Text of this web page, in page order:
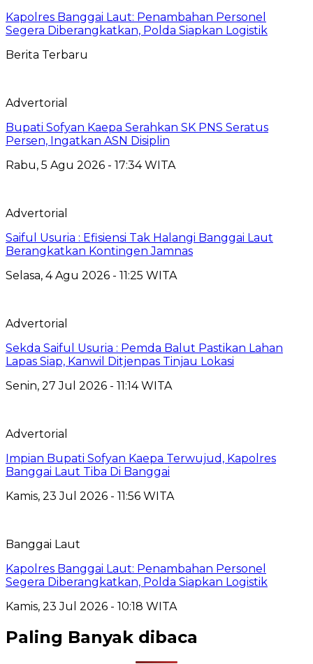
Kapolres Banggai Laut: Penambahan Personel
Segera Diberangkatkan, Polda Siapkan Logistik
Berita Terbaru
Advertorial
Bupati Sofyan Kaepa Serahkan SK PNS Seratus
Persen, Ingatkan ASN Disiplin
Rabu, 5 Agu 2026 - 17:34 WITA
Advertorial
Saiful Usuria : Efisiensi Tak Halangi Banggai Laut
Berangkatkan Kontingen Jamnas
Selasa, 4 Agu 2026 - 11:25 WITA
Advertorial
Sekda Saiful Usuria : Pemda Balut Pastikan Lahan
Lapas Siap, Kanwil Ditjenpas Tinjau Lokasi
Senin, 27 Jul 2026 - 11:14 WITA
Advertorial
Impian Bupati Sofyan Kaepa Terwujud, Kapolres
Banggai Laut Tiba Di Banggai
Kamis, 23 Jul 2026 - 11:56 WITA
Banggai Laut
Kapolres Banggai Laut: Penambahan Personel
Segera Diberangkatkan, Polda Siapkan Logistik
Kamis, 23 Jul 2026 - 10:18 WITA
Paling Banyak dibaca